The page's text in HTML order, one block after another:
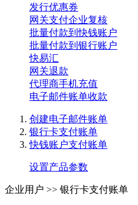
发行优惠券
网关支付企业复核
批量付款到快钱账户
批量付款到银行账户
快易汇
网关退款
代理商手机充值
电子邮件账单收款
创建电子邮件账单
银行卡支付账单
快钱账户支付账单
设置产品参数
企业用户 >> 银行卡支付账单